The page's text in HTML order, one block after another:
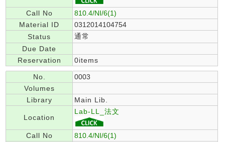
Call No
810.4/NI/6(1)
Material ID
0312014104754
Status
通常
Due Date
Reservation
0items
No.
0003
Volumes
Library
Main Lib.
Location
Lab-LL_法文
Call No
810.4/NI/6(1)